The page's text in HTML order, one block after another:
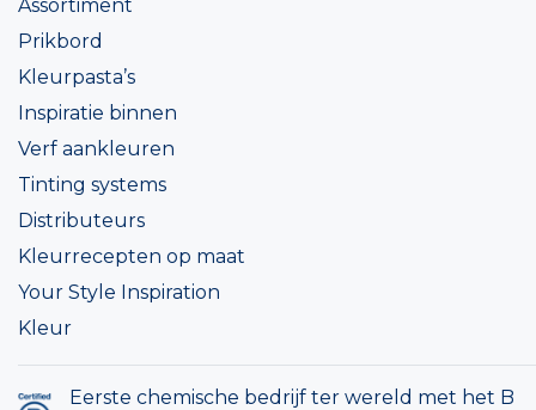
Assortiment
Prikbord
Kleurpasta’s
Inspiratie binnen
Verf aankleuren
Tinting systems
Distributeurs
Kleurrecepten op maat
Your Style Inspiration
Kleur
Eerste chemische bedrijf ter wereld met het B